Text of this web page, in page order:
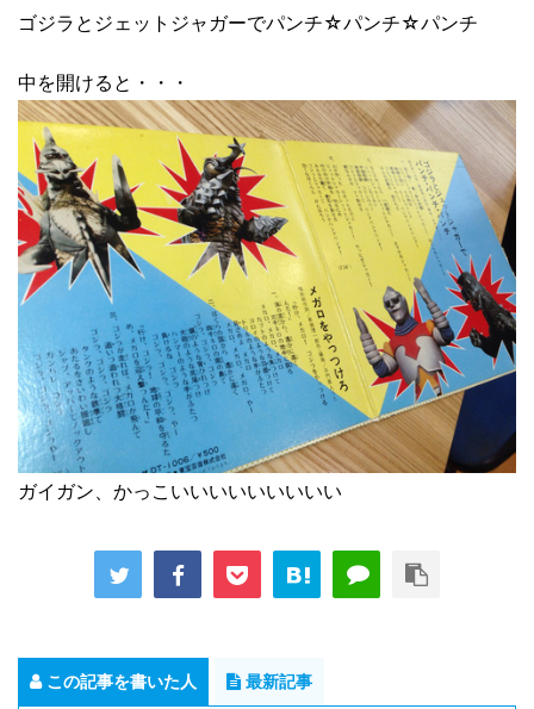
ゴジラとジェットジャガーでパンチ☆パンチ☆パンチ
中を開けると・・・
ガイガン、かっこいいいいいいいいい
この記事を書いた人 最新記事